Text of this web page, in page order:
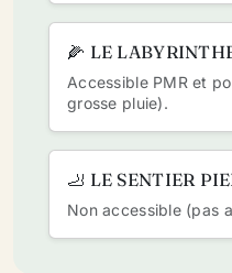
🌽 LE
Accessible PMR et
grosse pluie).
🦶 LE SENTIER
Non accessible (pas